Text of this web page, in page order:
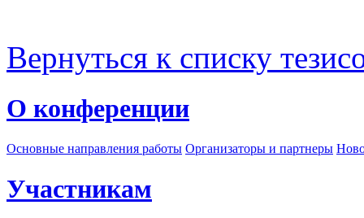
Вернуться к списку
О конференции
Основные направления работы Организаторы и партнеры
Участникам